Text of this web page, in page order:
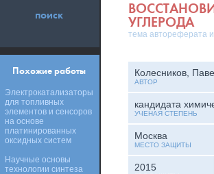
УГЛЕРОДА
тема автореферата
Колесников,
АВТОР
кандидата
УЧЕНАЯ СТЕПЕНЬ
Москва
МЕСТО ЗАЩИТЫ
2015
поиск
Похожие работы
Электрокатализаторы
для топливных
элементов и сенсоров
на основе
платинированных
оксидных систем
Научные основы
технологии синтеза